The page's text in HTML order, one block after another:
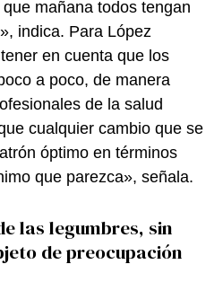
mañana todos tengan
indica. Para López
en cuenta que los
a poco, de manera
de la salud
cualquier cambio que se
óptimo en términos
que parezca», señala.
las legumbres, sin
de preocupación